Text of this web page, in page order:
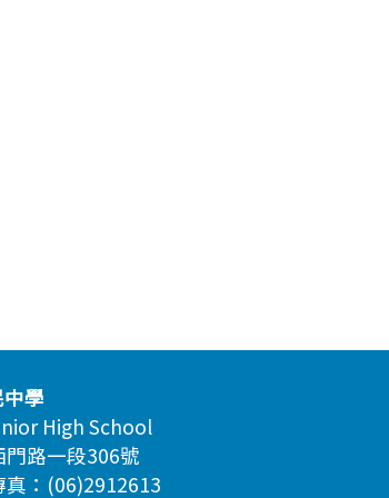
學
High School
路一段306號
：(06)2912613